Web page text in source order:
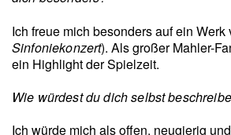
Ich freue mich besonders auf ein Werk
Sinfoniekonzert). Als großer Mahler-
ein Highlight der Spielzeit.
Wie würdest du dich selbst
Ich würde mich als offen, neugierig